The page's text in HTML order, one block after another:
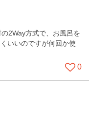
2Way方式で、お風呂を
いいのですが何回か使
0